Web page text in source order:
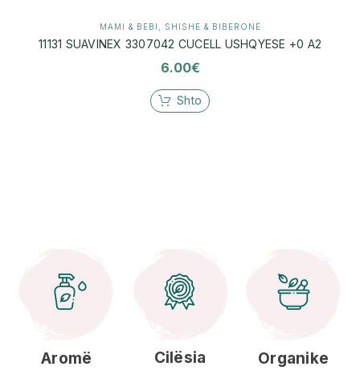
MAMI & BEBI SHISHE & BIBERONË
11131 SUAVINEX 3307042 CUCELL USHQYESE +0 A2
6.00€
Shto
Aromë Cilësia Organike